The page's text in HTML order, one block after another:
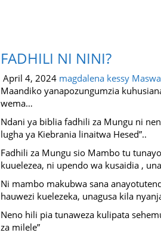
FADHILI NI NINI?
April 4, 2024 magdalena kessy
Maandiko yanapozungumzia
wema…
Ndani ya biblia fadhili za Mungu ni
lugha ya Kiebrania linaitwa Hesed”..
Fadhili za Mungu sio Mambo tu
kuuelezea, ni upendo wa kusaidia ,
Ni mambo makubwa sana
hauwezi kuelezeka, unagusa kila
Neno hili pia tunaweza kulipata
za milele”